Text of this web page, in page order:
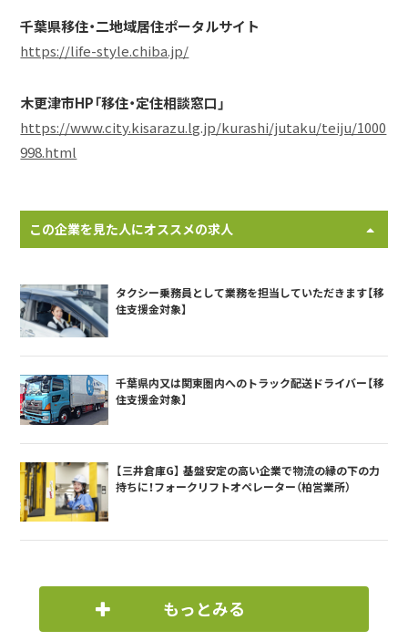
千葉県移住・二地域居住ポータルサイト
https://life-style.chiba.jp/
木更津市HP「移住・定住相談窓口」
https://www.city.kisarazu.lg.jp/kurashi/jutaku/teiju/1000
998.html
この企業を見た人にオススメの求人
タクシー乗務員として業務を担当していただきます【移
住支援金対象】
千葉県内又は関東圏内へのトラック配送ドライバー【移
住支援金対象】
【三井倉庫G】 基盤安定の高い企業で物流の縁の下の力
持ちに！フォークリフトオペレーター（柏営業所）
もっとみる